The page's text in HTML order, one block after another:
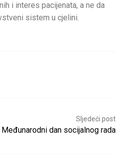
i interes pacijenata, a ne da
sistem u cjelini.
Sljedeći post
Međunarodni dan socijalnog rada